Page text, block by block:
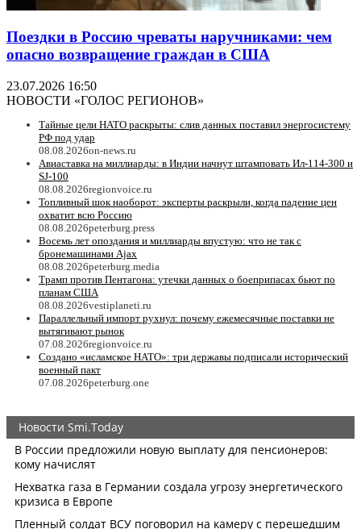
Поездки в Россию чреваты наручниками: чем
опасно возвращение граждан в США
23.07.2026 16:50
НОВОСТИ «ГОЛОС РЕГИОНОВ»
Тайные цели НАТО раскрыты: слив данных поставил энергосистему
РФ под удар
08.08.2026on-news.ru
Авиаставка на миллиарды: в Индии начнут штамповать Ил‑114‑300 и
SJ‑100
08.08.2026regionvoice.ru
Топливный шок наоборот: эксперты раскрыли, когда падение цен
охватит всю Россию
08.08.2026peterburg.press
Восемь лет опоздания и миллиарды впустую: что не так с
бронемашинами Ajax
08.08.2026peterburg.media
Трамп против Пентагона: утечки данных о боеприпасах бьют по
планам США
08.08.2026vestiplaneti.ru
Параллельный импорт рухнул: почему ежемесячные поставки не
вытягивают рынок
07.08.2026regionvoice.ru
Создано «исламское НАТО»: три державы подписали исторический
военный пакт
07.08.2026peterburg.one